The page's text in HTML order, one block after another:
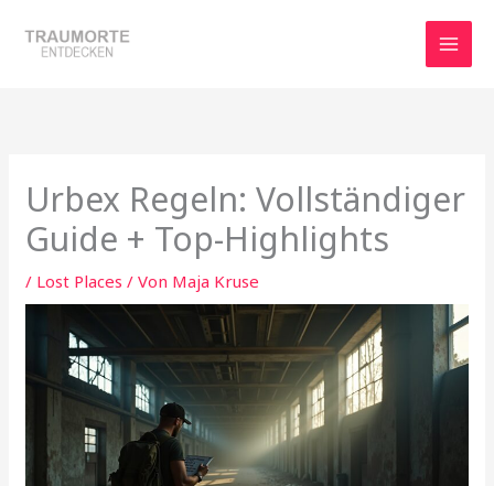
Inhalt
Urbex Regeln: Vollständiger
Guide + Top-Highlights
/ Lost Places / Von Maja Kruse